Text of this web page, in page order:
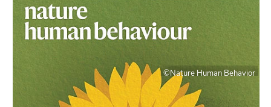
Sie diesen
Link.
(Zugriffstaste
©Nature Human Behavior